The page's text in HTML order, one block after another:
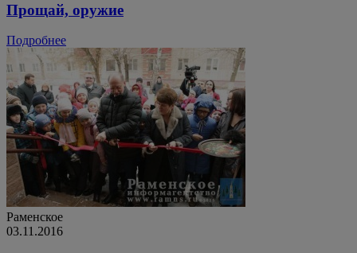
Прощай, оружие
Подробнее
Раменское
03.11.2016